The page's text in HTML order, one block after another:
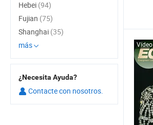
Vídeo
Hebei (94)
Fujian (75)
Shanghai (35)
más
¿Necesita Ayuda?
Contacte con nosotros.